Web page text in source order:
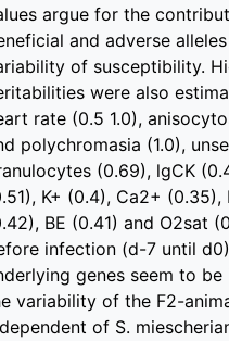
argue for the
and adverse alleles
of susceptibility.
were also
rate (0.5 1.0),
polychromasia (1.0),
(0.69), lgCK
K+ (0.4), Ca2+ (0.35),
BE (0.41) and O2sat
infection (d-7 until d0).
genes seem to be
variability of the F2-
of S.